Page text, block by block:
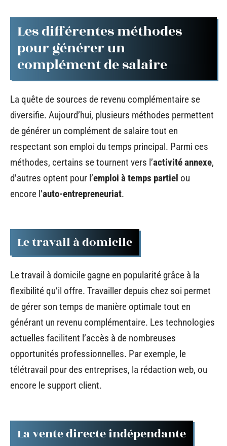
Les différentes méthodes
pour générer un
complément de salaire
La quête de sources de revenu complémentaire se
diversifie. Aujourd’hui, plusieurs méthodes permettent
de générer un complément de salaire tout en
respectant son emploi du temps principal. Parmi ces
méthodes, certains se tournent vers l’activité annexe,
d’autres optent pour l’emploi à temps partiel ou
encore l’auto-entrepreneuriat.
Le travail à domicile
Le travail à domicile gagne en popularité grâce à la
flexibilité qu’il offre. Travailler depuis chez soi permet
de gérer son temps de manière optimale tout en
générant un revenu complémentaire. Les technologies
actuelles facilitent l’accès à de nombreuses
opportunités professionnelles. Par exemple, le
télétravail pour des entreprises, la rédaction web, ou
encore le support client.
La vente directe indépendante